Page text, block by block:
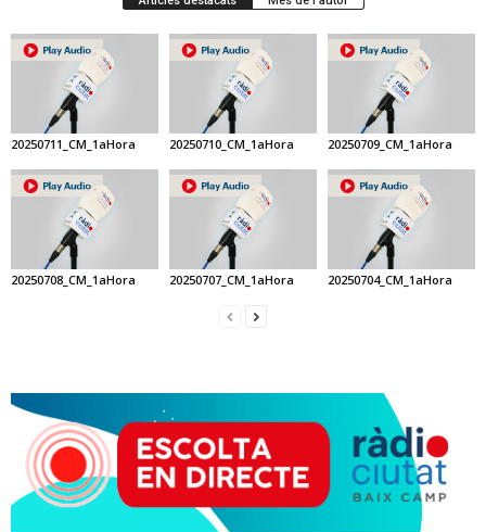
20250711_CM_1aHora 20250710_CM_1aHora 20250709_CM_1aHora
20250708_CM_1aHora 20250707_CM_1aHora 20250704_CM_1aHora